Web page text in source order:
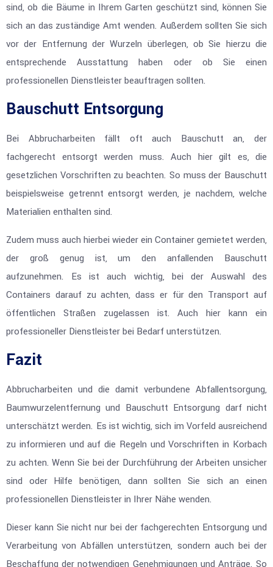
sind, ob die Bäume in Ihrem Garten geschützt sind, können Sie
sich an das zuständige Amt wenden. Außerdem sollten Sie sich
vor der Entfernung der Wurzeln überlegen, ob Sie hierzu die
entsprechende Ausstattung haben oder ob Sie einen
professionellen Dienstleister beauftragen sollten.
Bauschutt Entsorgung
Bei Abbrucharbeiten fällt oft auch Bauschutt an, der
fachgerecht entsorgt werden muss. Auch hier gilt es, die
gesetzlichen Vorschriften zu beachten. So muss der Bauschutt
beispielsweise getrennt entsorgt werden, je nachdem, welche
Materialien enthalten sind.
Zudem muss auch hierbei wieder ein Container gemietet werden,
der groß genug ist, um den anfallenden Bauschutt
aufzunehmen. Es ist auch wichtig, bei der Auswahl des
Containers darauf zu achten, dass er für den Transport auf
öffentlichen Straßen zugelassen ist. Auch hier kann ein
professioneller Dienstleister bei Bedarf unterstützen.
Fazit
Abbrucharbeiten und die damit verbundene Abfallentsorgung,
Baumwurzelentfernung und Bauschutt Entsorgung darf nicht
unterschätzt werden. Es ist wichtig, sich im Vorfeld ausreichend
zu informieren und auf die Regeln und Vorschriften in Korbach
zu achten. Wenn Sie bei der Durchführung der Arbeiten unsicher
sind oder Hilfe benötigen, dann sollten Sie sich an einen
professionellen Dienstleister in Ihrer Nähe wenden.
Dieser kann Sie nicht nur bei der fachgerechten Entsorgung und
Verarbeitung von Abfällen unterstützen, sondern auch bei der
Beschaffung der notwendigen Genehmigungen und Anträge. So